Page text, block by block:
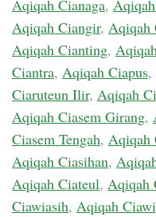
Aqiqah Cianaga,
Aqiqah Ciangir, Aqiqah
Aqiqah Cianting,
Ciantra, Aqiqah Ciapus,
Ciaruteun Ilir, Aqiqah
Aqiqah Ciasem Girang,
Ciasem Tengah, Aqiqah
Aqiqah Ciasihan,
Aqiqah Ciateul, Aqiqah
Ciawiasih, Aqiqah